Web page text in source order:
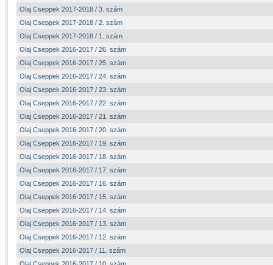
Olaj Cseppek 2017-2018 / 3. szám
Olaj Cseppek 2017-2018 / 2. szám
Olaj Cseppek 2017-2018 / 1. szám
Olaj Cseppek 2016-2017 / 26. szám
Olaj Cseppek 2016-2017 / 25. szám
Olaj Cseppek 2016-2017 / 24. szám
Olaj Cseppek 2016-2017 / 23. szám
Olaj Cseppek 2016-2017 / 22. szám
Olaj Cseppek 2016-2017 / 21. szám
Olaj Cseppek 2016-2017 / 20. szám
Olaj Cseppek 2016-2017 / 19. szám
Olaj Cseppek 2016-2017 / 18. szám
Olaj Cseppek 2016-2017 / 17. szám
Olaj Cseppek 2016-2017 / 16. szám
Olaj Cseppek 2016-2017 / 15. szám
Olaj Cseppek 2016-2017 / 14. szám
Olaj Cseppek 2016-2017 / 13. szám
Olaj Cseppek 2016-2017 / 12. szám
Olaj Cseppek 2016-2017 / 11. szám